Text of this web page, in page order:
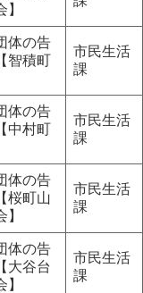
体の告
智積町
市民生活
課
体の告
中村町
市民生活
課
体の告
桜町山
】
市民生活
課
体の告
大谷台
市民生活
課